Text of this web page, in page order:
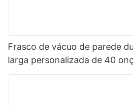
Frasco de vácuo de parede
larga personalizada de 40
China, garrafa de água